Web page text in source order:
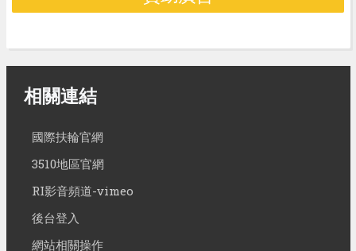
相關連結
國際扶輪官網
3510地區官網
RI影音頻道-vimeo
後台登入
網站相關操作